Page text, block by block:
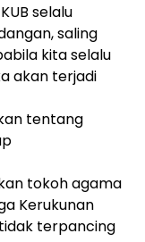
selalu
saling
kita selalu
akan terjadi
tentang
tokoh agama
Kerukunan
terpancing